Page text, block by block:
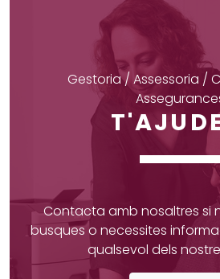
Gestoria / Assessoria /
Contacta amb nosaltres si
busques o necessites
qualsevol dels